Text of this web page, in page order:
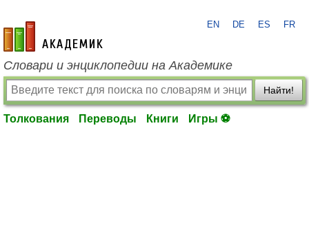
academic.ru
EN DE ES FR
Словари и энциклопедии на Академике
Найти!
Толкования Переводы Книги Игры ⚽